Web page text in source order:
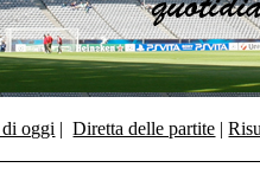
oggi |Diretta delle partite |